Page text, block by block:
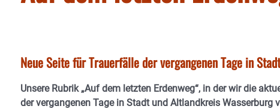
Neue Seite für Trauerfälle der vergangenen Tage in
Unsere Rubrik „Auf dem letzten Erdenweg“, in der wir die
der vergangenen Tage in Stadt und Altlandkreis Wasserburg